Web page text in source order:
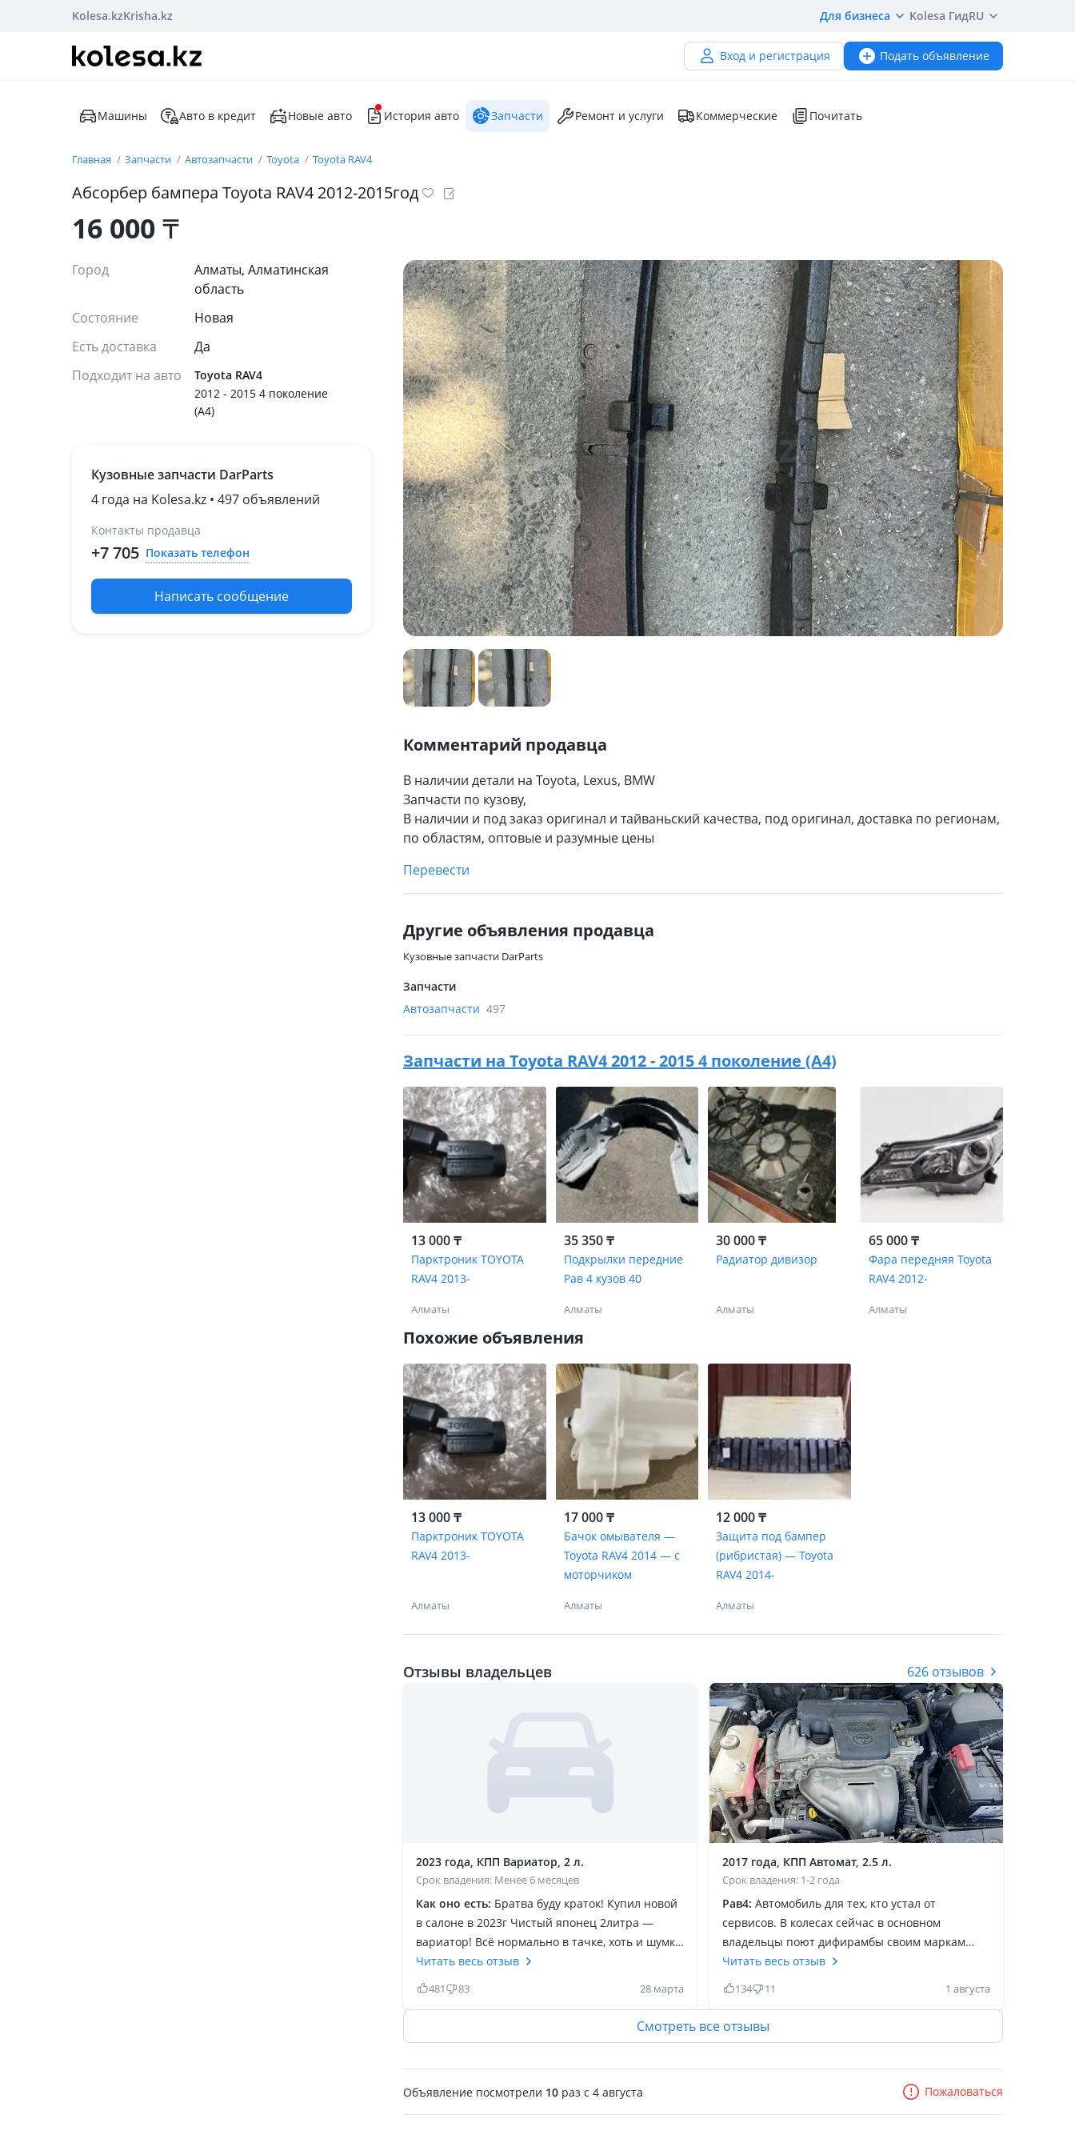
Kolesa.kzKrisha.kz Для бизнеса Kolesa ГидRU
Вход и регистрация Подать объявление
Машины Авто в кредит Новые авто История авто Запчасти Ремонт и услуги Коммерческие Почитать
Главная Запчасти Автозапчасти Toyota Toyota RAV4
Абсорбер бампера Toyota RAV4 2012-2015год
16 000₸
Город
Алматы, Алматинская
область
Состояние
Новая
Есть доставка
Да
Подходит на авто
Toyota RAV4
2012 - 2015 4 поколение
(A4)
Кузовные запчасти DarParts
4 года на Kolesa.kz • 497 объявлений
Контакты продавца
+7 705 Показать телефон
Написать сообщение
Комментарий продавца
В наличии детали на Toyota, Lexus, BMW
Запчасти по кузову,
В наличии и под заказ оригинал и тайваньский качества, под оригинал, доставка по регионам,
по областям, оптовые и разумные цены
Перевести
Другие объявления продавца
Кузовные запчасти DarParts
Запчасти
Автозапчасти 497
Запчасти на Toyota RAV4 2012 - 2015 4 поколение (A4)
13 000 ₸
Парктроник TOYOTA
RAV4 2013-
Алматы
35 350 ₸
Подкрылки передние
Рав 4 кузов 40
Алматы
30 000 ₸
Радиатор дивизор
Алматы
65 000 ₸
Фара передняя Toyota
RAV4 2012-
Алматы
Похожие объявления
13 000 ₸
Парктроник TOYOTA
RAV4 2013-
Алматы
17 000 ₸
Бачок омывателя —
Toyota RAV4 2014 — с
моторчиком
Алматы
12 000 ₸
Защита под бампер
(рибристая) — Toyota
RAV4 2014-
Алматы
Отзывы владельцев 626 отзывов
2023 года, КПП Вариатор, 2 л.
Срок владения: Менее 6 месяцев
Как оно есть: Братва буду краток! Купил новой
в салоне в 2023г Чистый японец 2литра —
вариатор! Всё нормально в тачке, хоть и шумка
0, но эту проблему можно исправить за деньги.
Ее самый жирный минус это то что она просто
не едет и даже чип тюнинг делал и всё равно
не едет. Не берите это 2х литровое корыто с
вариатором, вы пожалеете. Вариатор пол года
пишут что 2 литра вполне хватает — лжецы,
так как пишут хорошие отзывы только ради
Читать весь отзыв
481 83 28 марта
2017 года, КПП Автомат, 2.5 л.
Срок владения: 1-2 года
Рав4: Автомобиль для тех, кто устал от
сервисов. В колесах сейчас в основном
владельцы поют дифирамбы своим маркам
машин особенно китайцам и дизлайкают
отзывы на другие марки. Я считаю, что чем
больше на рынке китайцев тем лучше. Пусть
приоритеты безпроблемная езда, большой
багажник, динамика, безопасность, то это
Читать весь отзыв
134 11 1 августа
Смотреть все отзывы
Объявление посмотрели 10 раз c 4 августа Пожаловаться